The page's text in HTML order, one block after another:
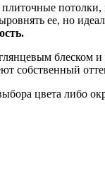
ее, но
цвета либо